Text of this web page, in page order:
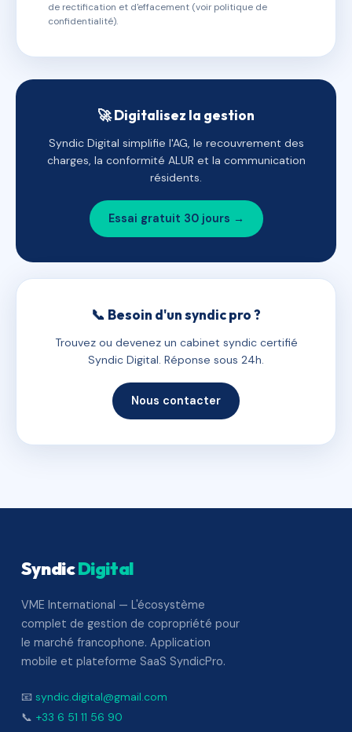
de rectification et d'effacement (voir politique de
confidentialité).
🚀 Digitalisez la gestion
Syndic Digital simplifie l'AG, le recouvrement des
charges, la conformité ALUR et la communication
résidents.
Essai gratuit 30 jours →
📞 Besoin d'un syndic pro ?
Trouvez ou devenez un cabinet syndic certifié
Syndic Digital. Réponse sous 24h.
Nous contacter
SyndicDigital
VME International — L'écosystème
complet de gestion de copropriété pour
le marché francophone. Application
mobile et plateforme SaaS SyndicPro.
📧 syndic.digital@gmail.com
📞 +33 6 51 11 56 90